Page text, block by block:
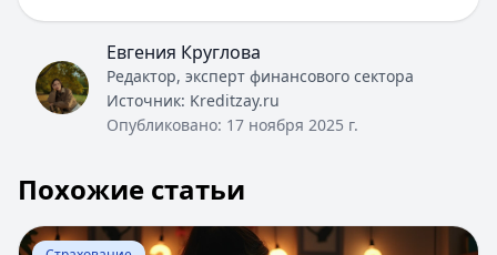
Евгения Круглова
Редактор, эксперт финансового сектора
Источник: Kreditzay.ru
Опубликовано: 17 ноября 2025 г.
Похожие статьи
Перейти к статье:Webmoney Keeper - управление